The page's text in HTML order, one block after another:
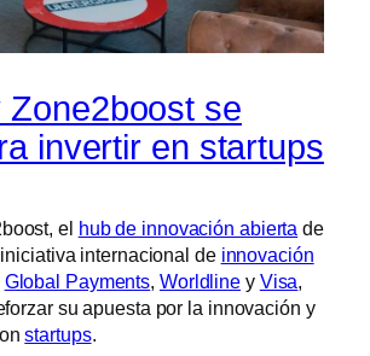
Zone2boost se
invertir en startups
el hub de innovación abierta de
internacional de innovación
Global Payments, Worldline y Visa,
su apuesta por la innovación y
startups.